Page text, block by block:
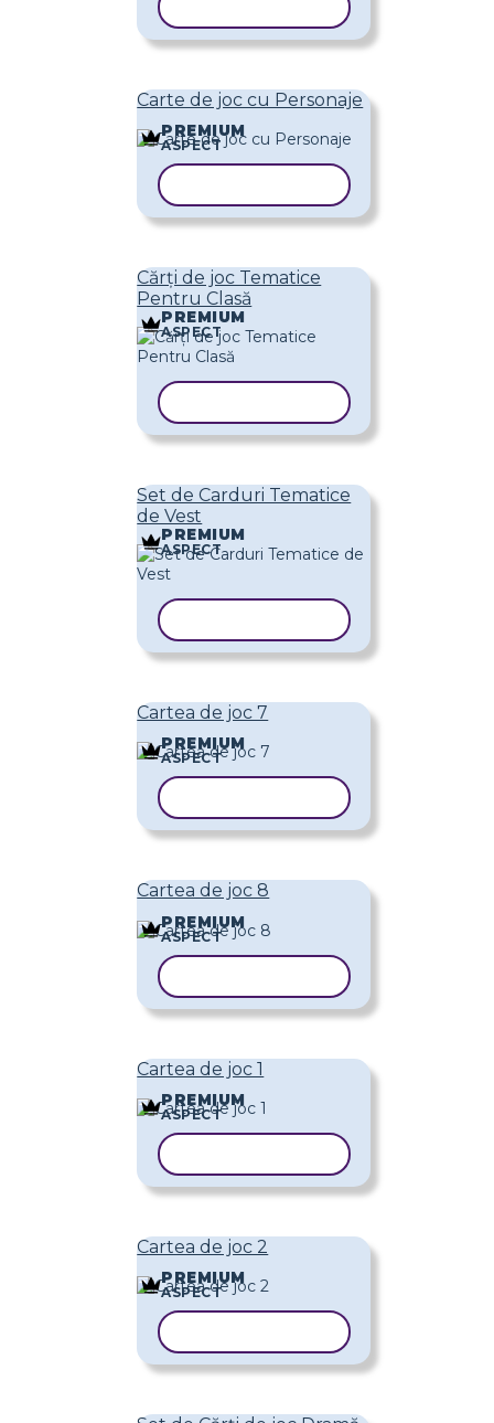
Carte de joc cu Personaje
PREMIUM
ASPECT
Cărți de joc Tematice
Pentru Clasă
PREMIUM
ASPECT
Set de Carduri Tematice
de Vest
PREMIUM
ASPECT
Cartea de joc 7
PREMIUM
ASPECT
Cartea de joc 8
PREMIUM
ASPECT
Cartea de joc 1
PREMIUM
ASPECT
Cartea de joc 2
PREMIUM
ASPECT